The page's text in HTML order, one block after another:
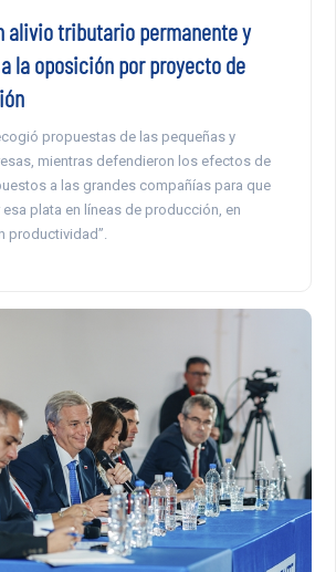
alivio tributario permanente y
la oposición por proyecto de
propuestas de las pequeñas y
mientras defendieron los efectos de
a las grandes compañías para que
esa plata en líneas de producción, en
productividad”.